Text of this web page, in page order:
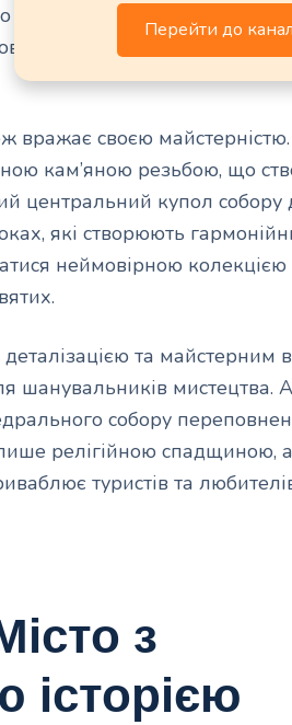
західне – висока
церемоній, а східне –
вражає своєю
кам’яною резьбою, що
центральний купол собору
які створюють
неймовірною колекцією
та майстерним
шанувальників мистецтва.
собору
релігійною спадщиною,
туристів та
з
історією
Перейти до